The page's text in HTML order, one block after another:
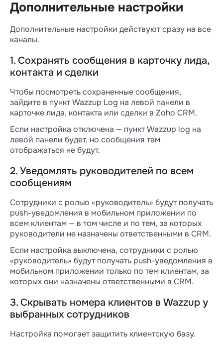
Дополнительные настройки
Дополнительные настройки действуют сразу на все
каналы.
1. Сохранять сообщения в карточку лида,
контакта и сделки
Чтобы посмотреть сохраненные сообщения,
зайдите в пункт Wazzup Log на левой панели в
карточке лида, контакта или сделки в Zoho CRM.
Если настройка отключена — пункт Wazzup log на
левой панели будет, но сообщения там
отображаться не будут.
2. Уведомлять руководителей по всем
сообщениям
Сотрудники с ролью «руководитель» будут получать
push-уведомления в мобильном приложении по
всем клиентам — в том числе и по тем, за которых
руководители не назначены ответственными в CRM.
Если настройка выключена, сотрудники с ролью
«руководитель» будут получать push-уведомления в
мобильном приложении только по тем клиентам, за
которых они назначены ответственными в CRM.
3. Скрывать номера клиентов в Wazzup у
выбранных сотрудников
Настройка помогает защитить клиентскую базу.